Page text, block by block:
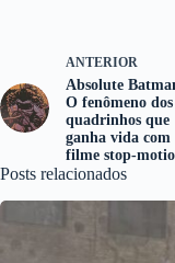
ANTERIOR
Absolute
O fenômeno dos
quadrinhos que
ganha vida com
filme stop-
Posts relacionados